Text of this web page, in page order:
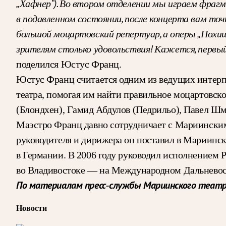
„Хафнер“). Во втором отделении мы играем
в подавленном состоянии, после концерта вам
большой моцартовский репертуар, а оперы
зрителям столько удовольствия! Кажется,
поделился Юстус Франц.
Юстус Франц считается одним из ведущих
театра, помогая им найти правильное
(Блондхен), Гамид Абдулов (Педрильо), Павел
Маэстро Франц давно сотрудничает с
руководителя и дирижера он поставил в
в Германии. В 2006 году руководил исполнением
во Владивостоке — на Международном
По материалам пресс-службы Мариинского
Новости